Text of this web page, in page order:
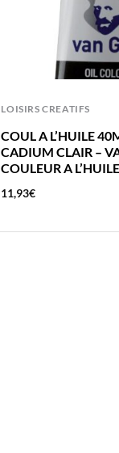
LOISIRS CREATIFS
COUL A L’HUILE
CADIUM CLAIR –
COULEUR A L’HUILE
11,93€